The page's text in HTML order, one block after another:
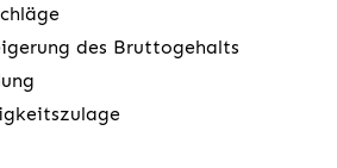
des Bruttogehalts